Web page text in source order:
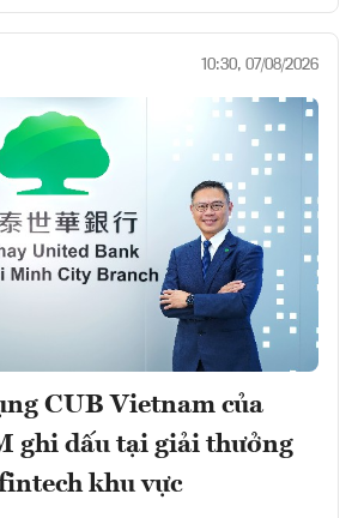
10:30, 07/08/2026
CUB Vietnam của
ghi dấu tại giải thưởng
khu vực